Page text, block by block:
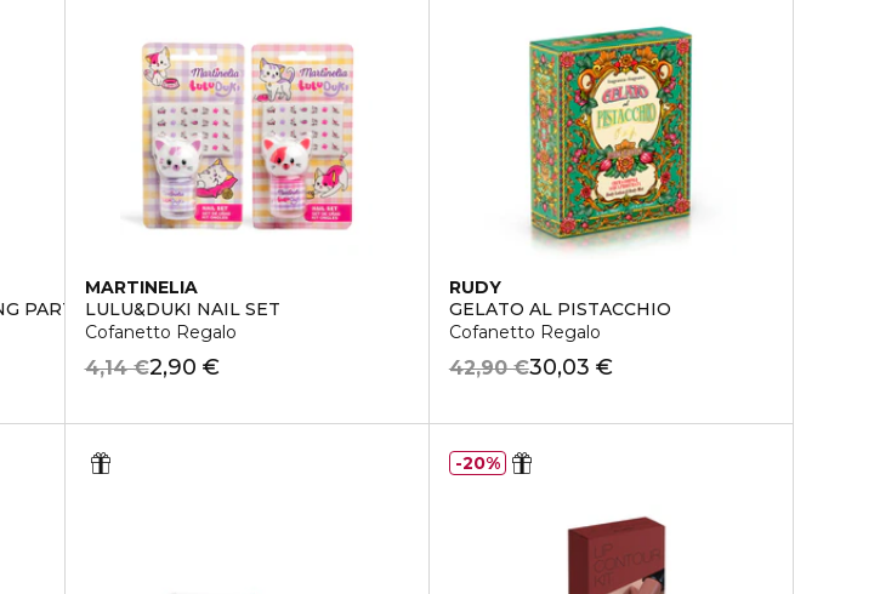
PARTY
MARTINELIA
LULU&DUKI NAIL SET
Cofanetto Regalo
2,90 €
4,14 €
RUDY
GELATO AL PISTACCHIO
Cofanetto Regalo
30,03 €
42,90 €
20%